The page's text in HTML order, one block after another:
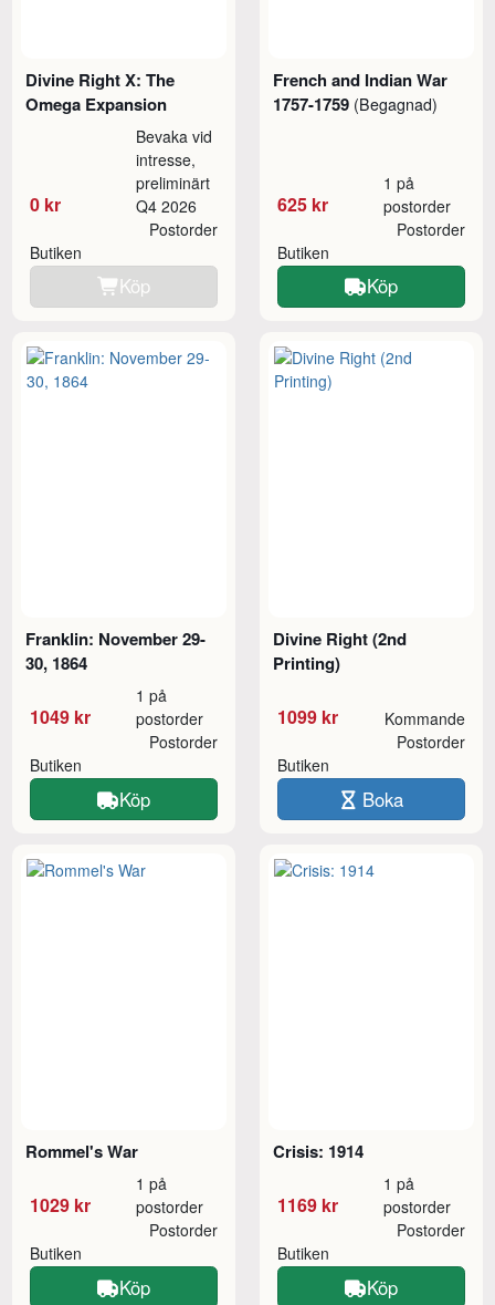
Divine Right X: The
Omega Expansion
0 kr
Bevaka vid
intresse,
preliminärt
Q4 2026
Butiken
Postorder
Köp
French and Indian War
1757-1759 (Begagnad)
625 kr
1 på
postorder
Butiken
Postorder
Köp
Franklin: November 29-
30, 1864
1049 kr
1 på
postorder
Butiken
Postorder
Köp
Divine Right (2nd
Printing)
1099 kr Kommande
Butiken
Postorder
Boka
Rommel's War
1029 kr
1 på
postorder
Butiken
Postorder
Köp
Crisis: 1914
1169 kr
1 på
postorder
Butiken
Postorder
Köp